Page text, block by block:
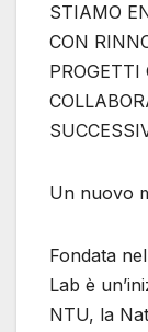
STIAMO
CON
Un nuovo
Fondata
Lab è
NTU, la